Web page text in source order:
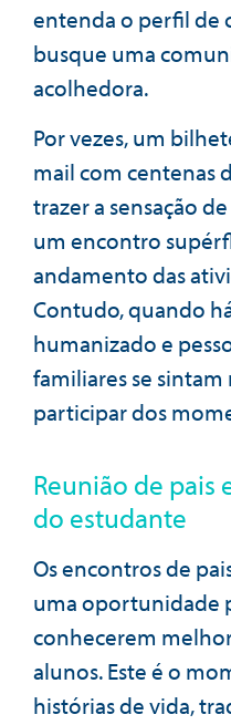
entenda o perfil de
busque uma
acolhedora.
Por vezes, um
mail com centenas
trazer a sensação
um encontro
andamento das
Contudo, quando
humanizado e
familiares se
participar dos
Reunião de
do estudante
Os encontros de
uma oportunidade
conhecerem
alunos. Este é o
histórias de vida,